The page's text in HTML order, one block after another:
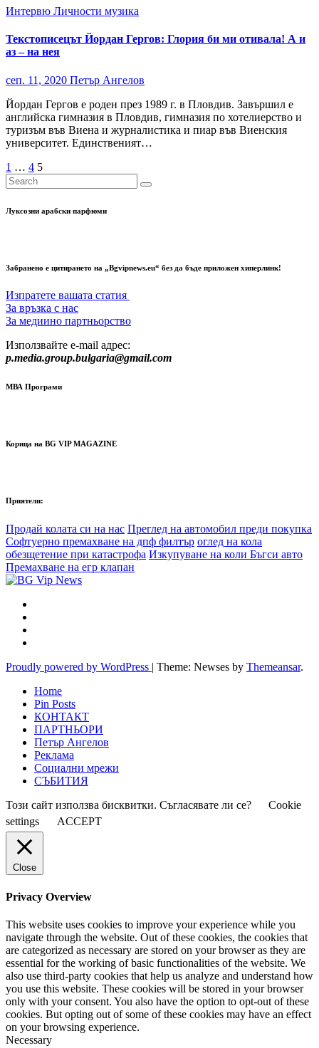
Интервю Личности музика
Текстописецът Йордан Гергов: Глория би ми отивала! А и
аз – на нея
сеп. 11, 2020 Петър Ангелов
Йордан Гергов е роден през 1989 г. в Пловдив. Завършил е
английска гимназия в Пловдив, гимназия по хотелиерство и
туризъм във Виена и журналистика и пиар във Виенския
университет. Единственият…
Разделяне
на
публикациите
1 … 4 5
Луксозни арабски парфюми
Забранено е цитирането на „Bgvipnews.eu“ без да бъде приложен хиперлинк!
Изпратете вашата статия
За връзка с нас
За медиино партньорство
Използвайте e-mail адрес:
p.media.group.bulgaria@gmail.com
МВА Програми
Корица на BG VIP MAGAZINE
Приятели:
Продай колата си на нас Преглед на автомобил преди покупка
Софтуерно премахване на дпф филтър оглед на кола
обезщетение при катастрофа Изкупуване на коли Бъгси авто
Премахване на егр клапан
Proudly powered by WordPress | Theme: Newses by Themeansar.
Home
Pin Posts
КОНТАКТ
ПАРТНЬОРИ
Петър Ангелов
Реклама
Социални мрежи
СЪБИТИЯ
Този сайт използва бисквитки. Съгласявате ли се?
Cookie
settings
ACCEPT
Close
Privacy Overview
This website uses cookies to improve your experience while you
navigate through the website. Out of these cookies, the cookies that
are categorized as necessary are stored on your browser as they are
essential for the working of basic functionalities of the website. We
also use third-party cookies that help us analyze and understand how
you use this website. These cookies will be stored in your browser
only with your consent. You also have the option to opt-out of these
cookies. But opting out of some of these cookies may have an effect
on your browsing experience.
Necessary